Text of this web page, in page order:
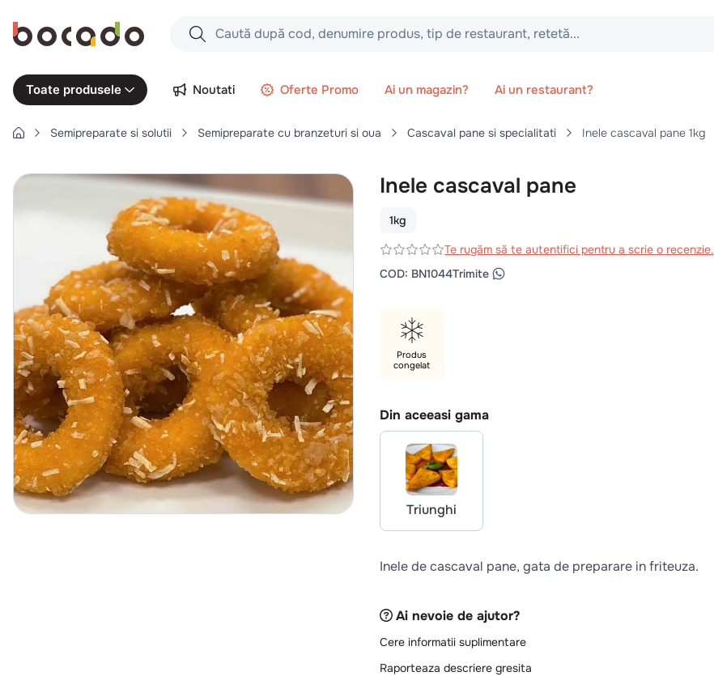
Caută după cod, denumire produs, tip de restaurant, retetă...
Căutări populare
3. pui
4. chifle
5. burger
6. coaste
7. ceafa
8. aripi
9 . croissant
10.pizza
Toate produsele Noutati Oferte Promo Ai un magazin? Ai un restaurant?
Semipreparate si solutii Semipreparate cu branzeturi si oua Cascaval pane si specialitati Inele cascaval pane 1kg
Inele cascaval pane
1kg
Te rugăm să te autentifici pentru a scrie o recenzie.
COD: BN1044Trimite
Produs
congelat
Din aceeasi gama
Triunghi
Inele de cascaval pane, gata de preparare in friteuza.
Ai nevoie de ajutor?
Cere informatii suplimentare
Raporteaza descriere gresita